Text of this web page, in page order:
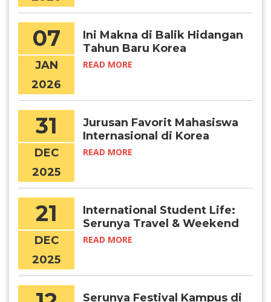
07
JAN
2026
Ini Makna di Balik Hidangan
Tahun Baru Korea
READ MORE
31
DEC
2025
Jurusan Favorit Mahasiswa
Internasional di Korea
READ MORE
21
DEC
2025
International Student Life:
Serunya Travel & Weekend
Getaways di Korea
READ MORE
Serunya Festival Kampus di